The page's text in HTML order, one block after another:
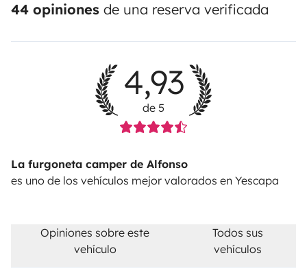
44 opiniones de una reserva verificada
4,93
de 5
La furgoneta camper de Alfonso
es uno de los vehículos mejor valorados en Yescapa
Opiniones sobre este
vehículo
Todos sus
vehículos